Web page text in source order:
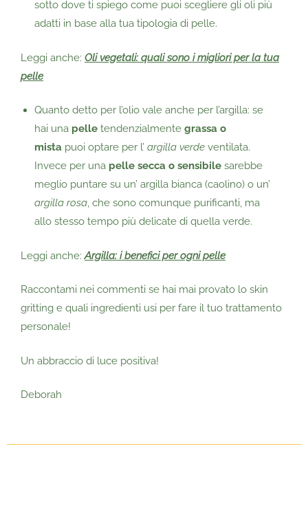
sotto dove ti spiego come puoi scegliere gli oli più
adatti in base alla tua tipologia di pelle.
Leggi anche: Oli vegetali: quali sono i migliori per la tua
pelle
Quanto detto per l’olio vale anche per l’argilla: se
hai una pelle tendenzialmente grassa o
mista puoi optare per l’ argilla verde ventilata.
Invece per una pelle secca o sensibile sarebbe
meglio puntare su un’ argilla bianca (caolino) o un’
argilla rosa, che sono comunque purificanti, ma
allo stesso tempo più delicate di quella verde.
Leggi anche:Argilla: i benefici per ogni pelle
Raccontami nei commenti se hai mai provato lo skin
gritting e quali ingredienti usi per fare il tuo trattamento
personale!
Un abbraccio di luce positiva!
Deborah